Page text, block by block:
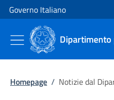
Vai al contenuto
Vai alla navigazione del sito
Governo Italiano
Homepage / Notizie dal